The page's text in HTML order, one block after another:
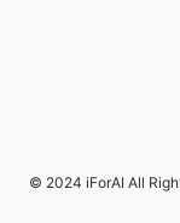
© 2024 iForAI All